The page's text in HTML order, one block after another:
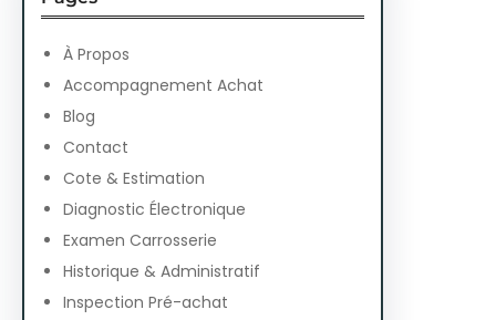
c
h À Propos
Accompagnement Achat
Blog
Contact
Cote & Estimation
Diagnostic Électronique
Examen Carrosserie
Historique & Administratif
Inspection Pré-achat